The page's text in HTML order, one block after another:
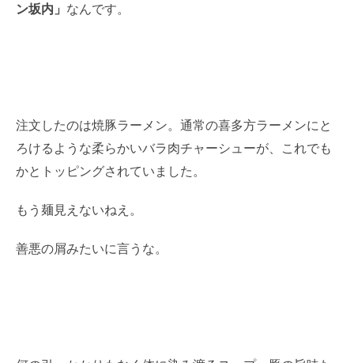
ン坂内」 なんです。
注文したのは焼豚ラーメン。通常の喜多方ラーメンにと
ろけるような柔らかいバラ肉チャーシューが、これでも
かとトッピングされていました。
もう麺見えないねえ。
善悪の屑みたいに言うな。